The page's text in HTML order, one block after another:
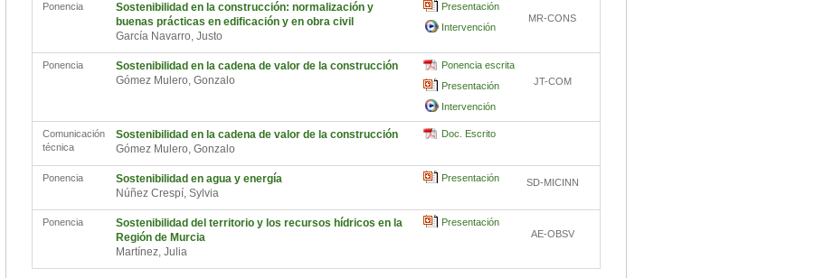
Ponencia
Sostenibilidad en la construcción: normalización y
buenas prácticas en edificación y en obra civil
García Navarro, Justo
Presentación
Intervención
MR-CONS
Ponencia
Sostenibilidad en la cadena de valor de la construcción
Gómez Mulero, Gonzalo
Ponencia escrita
Presentación
Intervención
JT-COM
Comunicación
técnica
Sostenibilidad en la cadena de valor de la construcción
Gómez Mulero, Gonzalo
Doc. Escrito
Ponencia
Sostenibilidad en agua y energía
Núñez Crespí, Sylvia
Presentación SD-MICINN
Ponencia
Sostenibilidad del territorio y los recursos hídricos en la
Región de Murcia
Martínez, Julia
Presentación
AE-OBSV